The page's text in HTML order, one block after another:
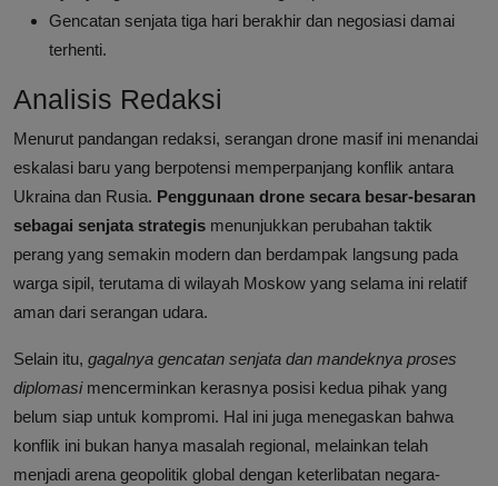
Gencatan senjata tiga hari berakhir dan negosiasi damai
terhenti.
Analisis Redaksi
Menurut pandangan redaksi, serangan drone masif ini menandai
eskalasi baru yang berpotensi memperpanjang konflik antara
Ukraina dan Rusia. Penggunaan drone secara besar-besaran
sebagai senjata strategis menunjukkan perubahan taktik
perang yang semakin modern dan berdampak langsung pada
warga sipil, terutama di wilayah Moskow yang selama ini relatif
aman dari serangan udara.
Selain itu, gagalnya gencatan senjata dan mandeknya proses
diplomasimencerminkan kerasnya posisi kedua pihak yang
belum siap untuk kompromi. Hal ini juga menegaskan bahwa
konflik ini bukan hanya masalah regional, melainkan telah
menjadi arena geopolitik global dengan keterlibatan negara-